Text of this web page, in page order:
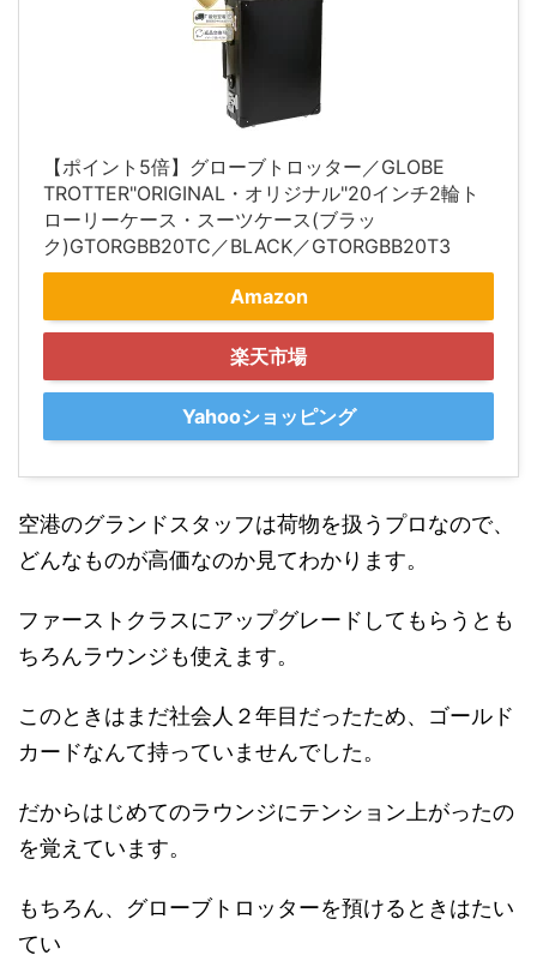
【ポイント5倍】グローブトロッター／GLOBE
TROTTER"ORIGINAL・オリジナル"20インチ2輪ト
ローリーケース・スーツケース(ブラッ
ク)GTORGBB20TC／BLACK／GTORGBB20T3
Amazon
楽天市場
Yahooショッピング
空港のグランドスタッフは荷物を扱うプロなので、
どんなものが高価なのか見てわかります。
ファーストクラスにアップグレードしてもらうとも
ちろんラウンジも使えます。
このときはまだ社会人２年目だったため、ゴールド
カードなんて持っていませんでした。
だからはじめてのラウンジにテンション上がったの
を覚えています。
もちろん、グローブトロッターを預けるときはたい
てい